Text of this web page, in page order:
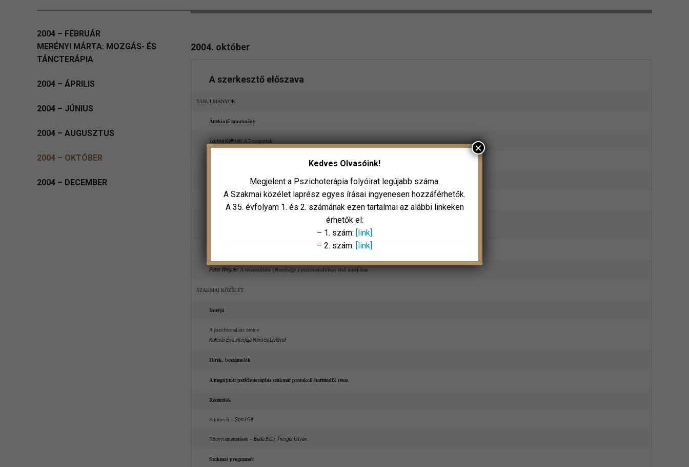
2004 – FEBRUÁR
MERÉNYI MÁRTA: MOZGÁS- ÉS
TÁNCTERÁPIA
2004 – ÁPRILIS
2004 – JÚNIUS
2004 – AUGUSZTUS
2004 – OKTÓBER
2004 – DECEMBER
2004. október
A szerkesztő előszava
TANULMÁNYOK
Áttekintő tanulmány
Torma Kálmán: A T-csoportok
Ferenczi kései írásainak újragondolása a kurrens fejlődéselméletek tükrében
Szkizofrénia, prenatális patológia és hipnózis I.
A hipnózis az ép, a pszichózis a kóros intrauterin egységkötelék kontextusa?
Peter Wegner: A viszontáttétel jelentősége a pszichoanalitikus első interjúban
SZAKMAI KÖZÉLET
Interjú
A pszichoanalízis öröme
Kulcsár Éva interjúja Nemes Líviával
Hírek, beszámolók
A megújított pszichoterápiás szakmai protokoll harmadik része
Recenziók
Filmlevél – Son I Gil
Könyvismertetések – Buda Béla, Tiringer István
Szakmai programok
Kedves Olvasóink!
Megjelent a Pszichoterápia folyóirat legújabb száma.
A Szakmai közélet laprész egyes írásai ingyenesen hozzáférhetők.
A 35. évfolyam 1. és 2. számának ezen tartalmai az alábbi linkeken
érhetők el:
– 1. szám: [link]
– 2. szám: [link]
×